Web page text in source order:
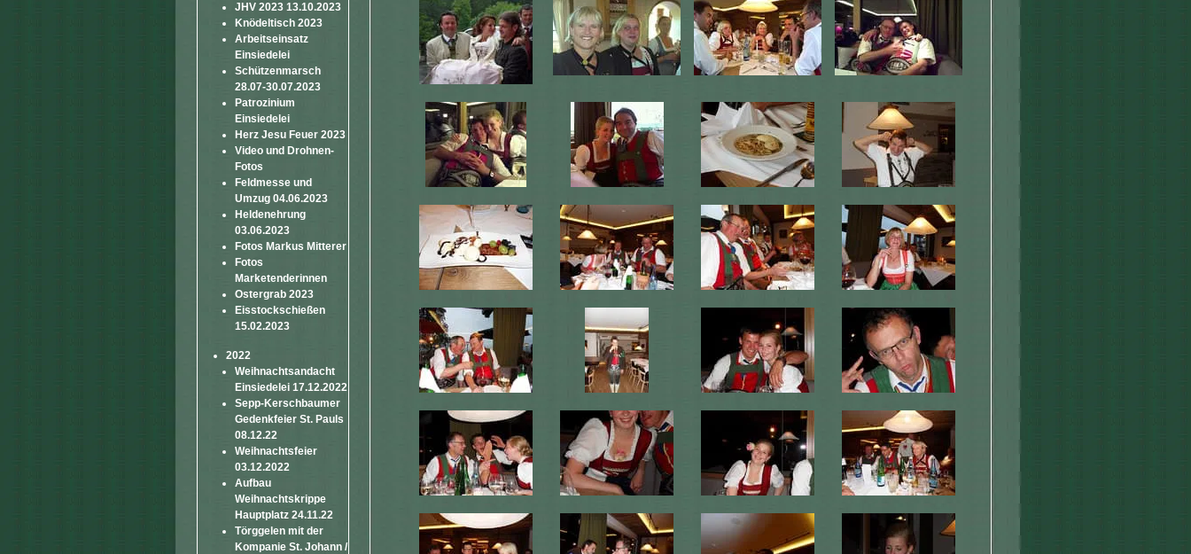
JHV 2023 13.10.2023
Knödeltisch 2023
Arbeitseinsatz
Einsiedelei
Schützenmarsch
28.07-30.07.2023
Patrozinium
Einsiedelei
Herz Jesu Feuer 2023
Video und Drohnen-
Fotos
Feldmesse und
Umzug 04.06.2023
Heldenehrung
03.06.2023
Fotos Markus Mitterer
Fotos
Marketenderinnen
Ostergrab 2023
Eisstockschießen
15.02.2023
2022
Weihnachtsandacht
Einsiedelei 17.12.2022
Sepp-Kerschbaumer
Gedenkfeier St. Pauls
08.12.22
Weihnachtsfeier
03.12.2022
Aufbau
Weihnachtskrippe
Hauptplatz 24.11.22
Törggelen mit der
Kompanie St. Johann /